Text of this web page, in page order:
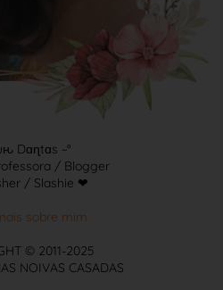
Dɑɳtɑs ~°
/ Blogger
/ Slashie ❤
sobre mim
© 2011-2025
NOIVAS CASADAS